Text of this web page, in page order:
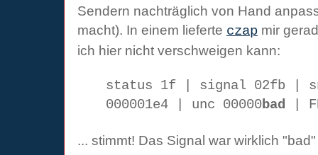
Sendern nachträglich von Hand
macht). In einem lieferte czap mir
ich hier nicht verschweigen kann:
status 1f | signal 02fb |
000001e4 | unc 00000bad |
... stimmt! Das Signal war wirklich